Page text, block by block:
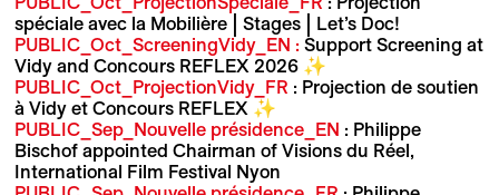
spéciale avec la Mobilière | Stages | Let’s Doc!
PUBLIC_Oct_ScreeningVidy_EN : Support Screening at
Vidy and Concours REFLEX 2026 ✨
PUBLIC_Oct_ProjectionVidy_
FR : Projection de soutien
à Vidy et Concours REFLEX ✨
PUBLIC_Sep_Nouvelle présidence_EN : Philippe
Bischof appointed Chairman of Visions du Réel,
International Film Festival Nyon